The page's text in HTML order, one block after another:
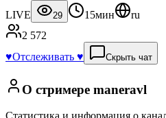
LIVE
29 15мин
ru
2 572
♥️Отслеживать ♥️ Скрыть чат
О стримере maneravl